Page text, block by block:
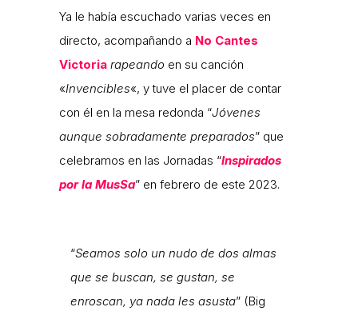
Ya le había escuchado varias veces en
directo, acompañando a No Cantes
Victoria rapeando en su canción
«Invencibles«, y tuve el placer de contar
con él en la mesa redonda “Jóvenes
aunque sobradamente preparados” que
celebramos en las Jornadas “Inspirados
por la MusSa” en febrero de este 2023.
“Seamos solo un nudo de dos almas
que se buscan, se gustan, se
enroscan, ya nada les asusta” (Big